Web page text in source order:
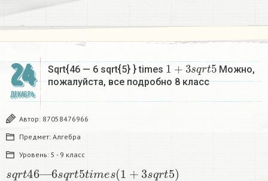
24
ДЕКАБРЬ
Sqrt{46 — 6 sqrt{5} } times
1+3sqrt5
Можно,
пожалуйста, все подробно 8 класс​
Автор: 87058476966
Предмет: Алгебра
Уровень: 5 - 9 класс
t 46 6 t5ti (1 sq 5)